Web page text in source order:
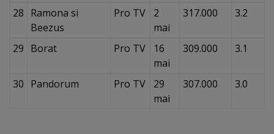
28 Ramona si
Beezus
Pro TV
2
mai
317.000 3.2
29 Borat Pro TV
16
mai
309.000 3.1
30 Pandorum Pro TV
29
mai
307.000 3.0